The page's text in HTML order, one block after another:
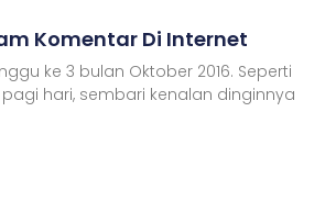
Komentar Di Internet
ke 3 bulan Oktober 2016. Seperti
hari, sembari kenalan dinginnya